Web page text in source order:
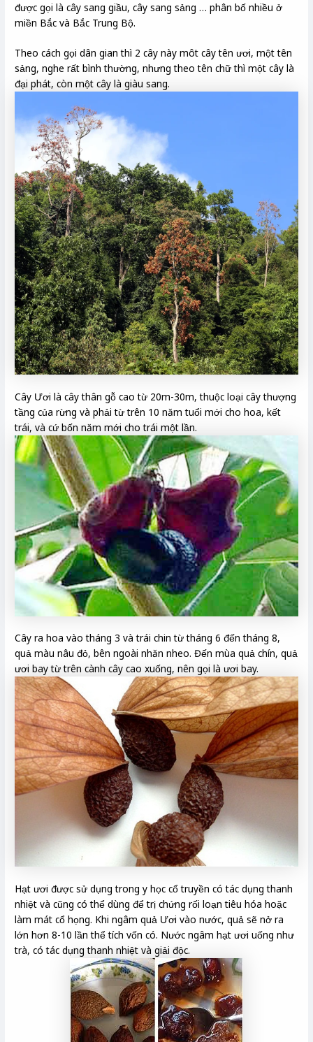
được gọi là cây sang giầu, cây sang sảng … phân bố nhiều ở
miền Bắc và Bắc Trung Bộ.
Theo cách gọi dân gian thì 2 cây này môt cây tên ươi, một tên
sảng, nghe rất bình thường, nhưng theo tên chữ thì một cây là
đại phát, còn một cây là giàu sang.
Cây Ươi là cây thân gỗ cao từ 20m-30m, thuộc loại cây thượng
tầng của rừng và phải từ trên 10 năm tuổi mới cho hoa, kết
trái, và cứ bốn năm mới cho trái một lần.
Cây ra hoa vào tháng 3 và trái chin từ tháng 6 đến tháng 8,
quả màu nâu đỏ, bên ngoài nhăn nheo. Đến mùa quả chín, quả
ươi bay từ trên cành cây cao xuống, nên gọi là ươi bay.
Hạt ươi được sử dụng trong y học cổ truyền có tác dụng thanh
nhiệt và cũng có thể dùng để trị chứng rối loạn tiêu hóa hoặc
làm mát cổ họng. Khi ngâm quả Ươi vào nước, quả sẽ nở ra
lớn hơn 8-10 lần thể tích vốn có. Nước ngâm hạt ươi uống như
trà, có tác dụng thanh nhiệt và giải độc.